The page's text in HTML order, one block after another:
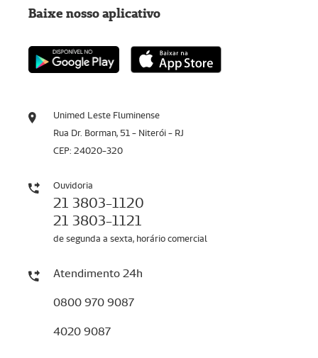
Unimed Leste Fluminense
Rua Dr. Borman, 51 - Niterói - RJ
CEP: 24020-320
Ouvidoria
21 3803-1120
21 3803-1121
de segunda a sexta, horário comercial
Atendimento 24h
0800 970 9087
4020 9087
Baixe nosso aplicativo